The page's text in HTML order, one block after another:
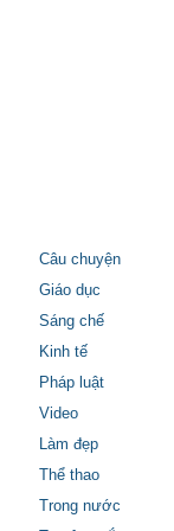
Câu chuyện
Giáo dục
Sáng chế
Kinh tế
Pháp luật
Video
Làm đẹp
Thể thao
Trong nước